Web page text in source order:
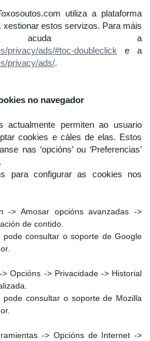
utiliza a plataforma
xestionar estos servizos. Para máis
acuda a
privacy/ads/#toc-doubleclick e a
privacy/ads/.
no navegador
actualmente permiten ao usuario
cookies e cáles de elas. Estos
nas ‘opcións’ ou ‘Preferencias’
para configurar as cookies nos
-> Amosar opcións avanzadas ->
de contido.
pode consultar o soporte de Google
Opcións -> Privacidade -> Historial
pode consultar o soporte de Mozilla
-> Opcións de Internet ->